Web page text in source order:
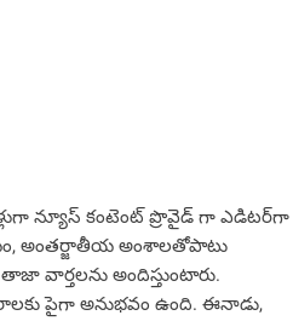
న్యూస్ కంటెంట్ ప్రొవైడ్ గా ఎడిటర్‌గా
అంత‌ర్జాతీయ అంశాల‌తోపాటు
వార్తల‌ను అందిస్తుంటారు.
పైగా అనుభవం ఉంది. ఈనాడు,